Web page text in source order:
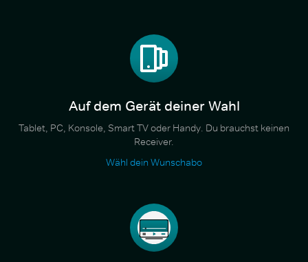
Auf dem Gerät deiner Wahl
Tablet, PC, Konsole, Smart TV oder Handy. Du brauchst keinen
Receiver.
Wähl dein Wunschabo